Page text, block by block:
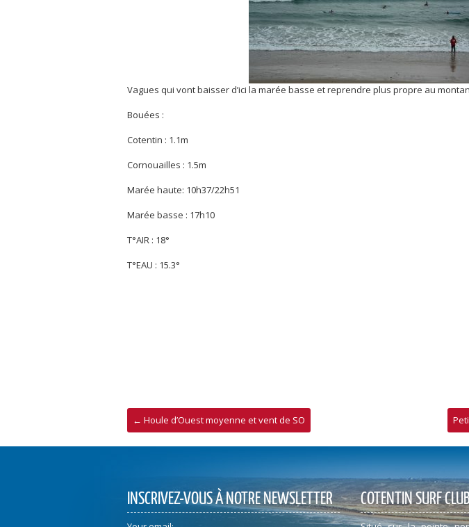
Vagues qui vont baisser d’ici la marée basse et reprendre plus propre au
Bouées :
Cotentin : 1.1m
Cornouailles : 1.5m
Marée haute: 10h37/22h51
Marée basse : 17h10
T°AIR : 18°
T°EAU : 15.3°
← Houle d’Ouest moyenne et vent de SO
INSCRIVEZ-VOUS À NOTRE NEWSLETTER COTENTIN SURF